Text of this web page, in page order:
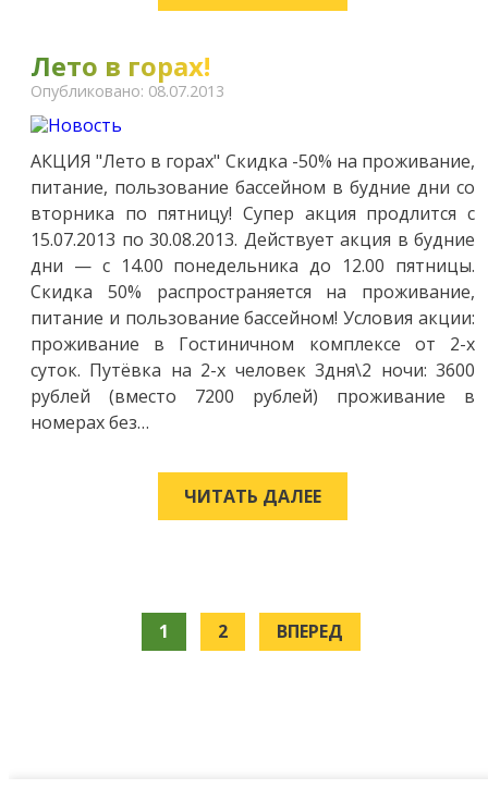
Лето в горах!
Опубликовано: 08.07.2013
АКЦИЯ "Лето в горах" Скидка -50% на проживание,
питание, пользование бассейном в будние дни со
вторника по пятницу! Супер акция продлится с
15.07.2013 по 30.08.2013. Действует акция в будние
дни — с 14.00 понедельника до 12.00 пятницы.
Скидка 50% распространяется на проживание,
питание и пользование бассейном! Условия акции:
проживание в Гостиничном комплексе от 2-х
суток. Путёвка на 2-х человек 3дня\2 ночи: 3600
рублей (вместо 7200 рублей) проживание в
номерах без…
ЧИТАТЬ ДАЛЕЕ
1 2 ВПЕРЕД